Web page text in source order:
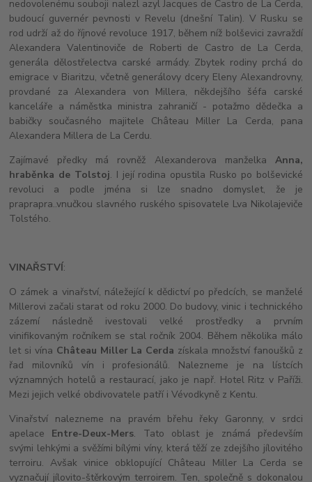
nedovolenému souboji nalezl azyl Jacques de Castro de La Cerda,
budoucí guvernér pevnosti v Revelu (dnešní Talin). V Rusku se
rod udrží až do říjnové revoluce 1917, během níž bolševici zavraždí
Alexandera Valentinoviče de Roberti de Castro de La Cerda,
generála dělostřelectva carské armády. Zbytek rodiny prchá do
emigrace v Biaritzu, včetně generálovy dcery Eleny Alexandrovny,
provdané za Alexandera von Millera, někdejšího šéfa carské
kanceláře a náměstka ministra zahraničí - potažmo dědečka a
babičky současného majitele Château Miller La Cerda, pana
Alexandera Millera de La Cerdu.
Zajímavé předky má rovněž Alexanderova manželka Anna,
hraběnka de Tolstoj. I její rodina opustila Rusko po bolševické
revoluci a podle jména si lze snadno domyslet, že je
praprapra..vnučkou slavného ruského spisovatele Lva Nikolajeviče
Tolstého.
VINAŘSTVÍ:
O zámek a vinařství, náležející k dědictví po předcích, se manželé
Millerovi začali starat od roku 2000. Do budovy, vinic i technického
zázemí následně ivestovali velké prostředky a prvním
vinifikovaným ročníkem se stal ročník 2004. Během několika málo
let si vína Château Miller La Cerda získala množství fanoušků z
řad milovníků vín i profesionálů. Nalezneme je na lístcích
významných hotelů a restaurací, jako je např. Hotel Ritz v Paříži.
Mezi jejich velké obdivovatele patří i Vévodkyně z Kentu.
Vinařství nalezneme na pravém břehu řeky Garonny, v srdci
apelace Entre-Deux-Mers. Tato oblast je známá především
svými lehkými a svěžími bílými víny, která těží ze zdejšího jílovitého
terroiru. Avšak vinice obklopující Château Miller La Cerda se
vyznačují jílovito-štěrkovým terroirem. Ten, společně s dokonalou